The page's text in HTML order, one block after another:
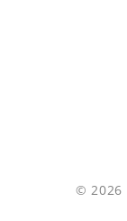
© 2026